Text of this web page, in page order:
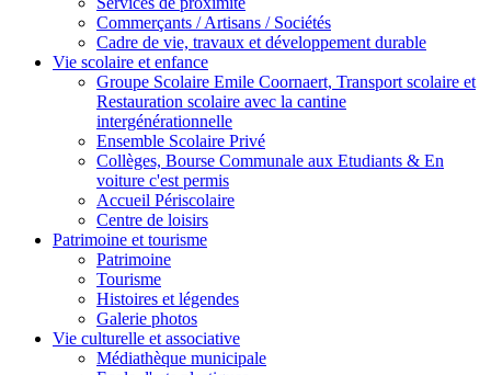
Commerçants / Artisans / Sociétés
Cadre de vie, travaux et développement durable
Vie scolaire et enfance
Groupe Scolaire Emile Coornaert, Transport scolaire et
Restauration scolaire avec la cantine
intergénérationnelle
Ensemble Scolaire Privé
Collèges, Bourse Communale aux Etudiants & En
voiture c'est permis
Accueil Périscolaire
Centre de loisirs
Patrimoine et tourisme
Patrimoine
Tourisme
Histoires et légendes
Galerie photos
Vie culturelle et associative
Médiathèque municipale